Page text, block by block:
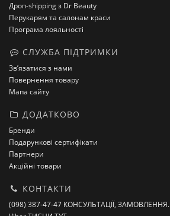
Дроп-shipping з Dr Beauty
Перукарям та салонам краси
Програма лояльності
СЛУЖБА ПІДТРИМКИ
Зв’язатися з нами
Повернення товару
Мапа сайту
ДОДАТКОВО
Бренди
Подарункові сертифікати
Партнери
Акційні товари
КОНТАКТИ
(098) 387-47-47 КОНСУЛЬТАЦІЇ, ЗАМОВЛЕННЯ.